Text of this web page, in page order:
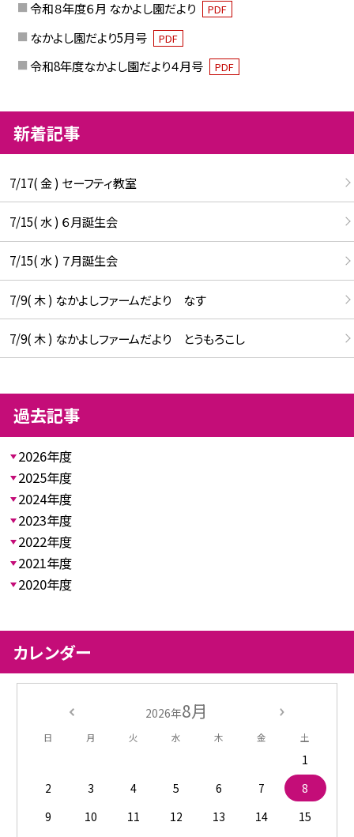
令和８年度６月 なかよし園だより PDF
なかよし園だより5月号 PDF
令和8年度なかよし園だより４月号 PDF
新着記事
7/17( 金 ) セーフティ教室
7/15( 水 ) ６月誕生会
7/15( 水 ) ７月誕生会
7/9( 木 ) なかよしファームだより なす
7/9( 木 ) なかよしファームだより とうもろこし
過去記事
2026年度
2025年度
2024年度
2023年度
2022年度
2021年度
2020年度
カレンダー
2026年8月
日 月 火 水 木 金 土
1
2
3 4 5 6 7
8
9
10 11 12 13 14
15